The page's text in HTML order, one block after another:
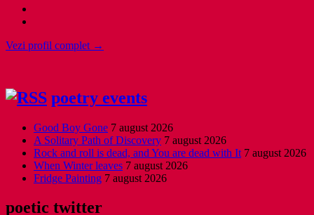
Vezi profil complet →
poetry events
Good Boy Gone 7 august 2026
A Solitary Path of Discovery 7 august 2026
Rock and roll is dead, and You are dead with It 7 august 2026
When Winter leaves 7 august 2026
Fridge Painting 7 august 2026
poetic twitter